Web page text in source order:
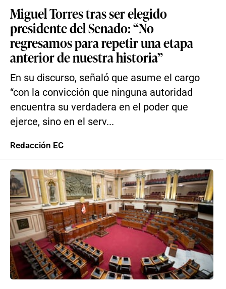
Miguel Torres tras ser elegido
presidente del Senado: “No
regresamos para repetir una etapa
anterior de nuestra historia”
En su discurso, señaló que asume el cargo
“con la convicción que ninguna autoridad
encuentra su verdadera en el poder que
ejerce, sino en el serv...
Redacción EC